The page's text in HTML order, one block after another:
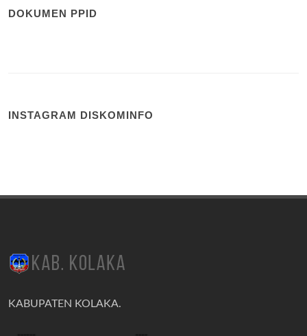
DOKUMEN PPID
INSTAGRAM DISKOMINFO
KABUPATEN KOLAKA.